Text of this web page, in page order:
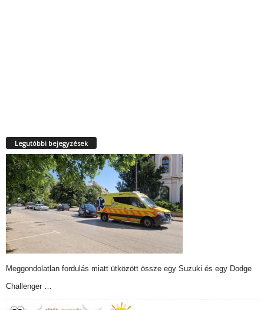
Legutóbbi bejegyzések
Meggondolatlan fordulás miatt ütközött össze egy Suzuki és egy Dodge
Challenger …